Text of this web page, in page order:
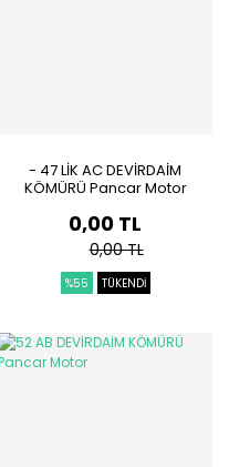
- 47 LİK AC DEVİRDAİM
KÖMÜRÜ Pancar Motor
0,00 TL
0,00 TL
%55 TÜKENDİ